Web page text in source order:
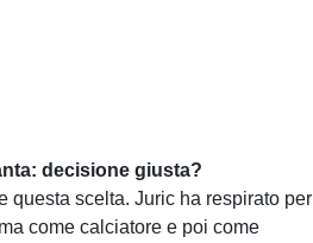
decisione giusta?
questa scelta. Juric ha respirato per
come calciatore e poi come